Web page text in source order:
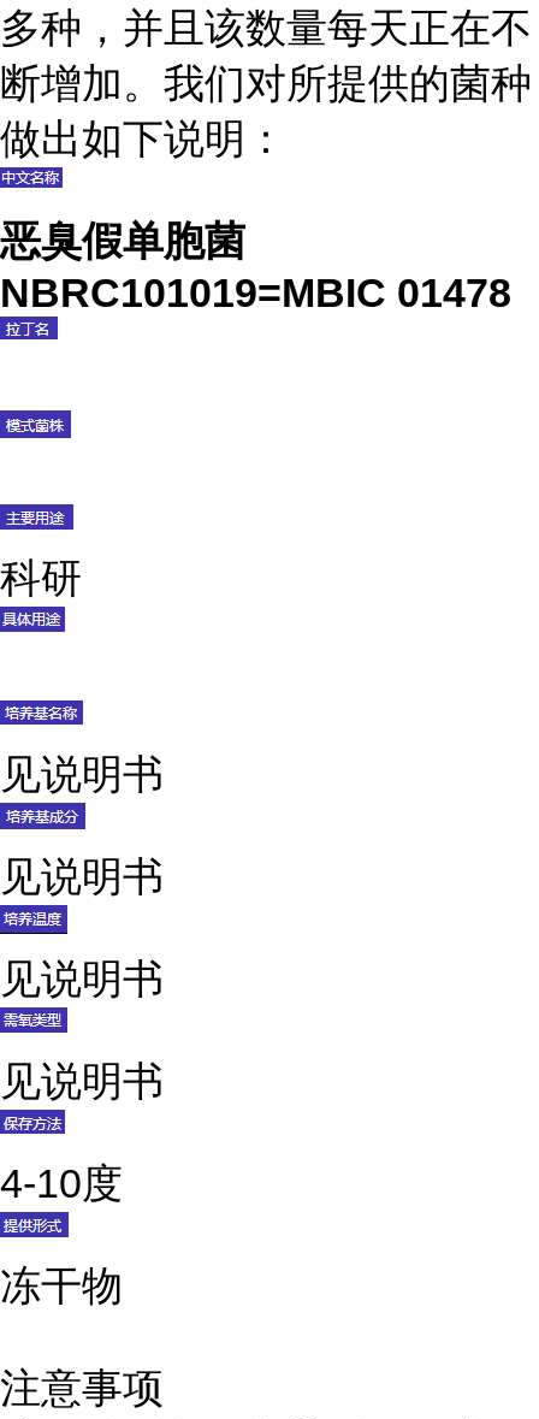
多种，并且该数量每天正在不
断增加。我们对所提供的菌种
做出如下说明：
恶臭假单胞菌
NBRC101019=MBIC 01478
科研
见说明书
见说明书
见说明书
见说明书
4-10度
冻干物
注意事项